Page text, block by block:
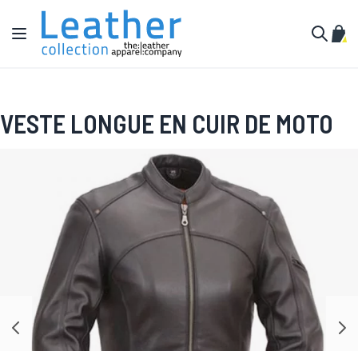
Aller au contenu
Affichage navigation
VESTE LONGUE EN CUIR DE MOTO